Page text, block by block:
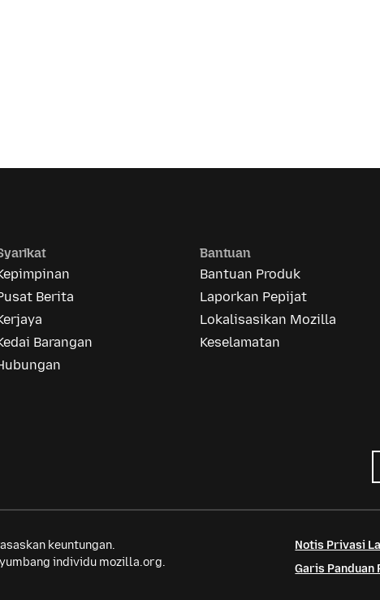
Berita
Barangan
Bantuan
Bantuan Produk
Laporkan Pepijat
Lokalisasikan Mozilla
Keselamatan
keuntungan.
individu mozilla.org.
Notis Privasi
Garis Panduan